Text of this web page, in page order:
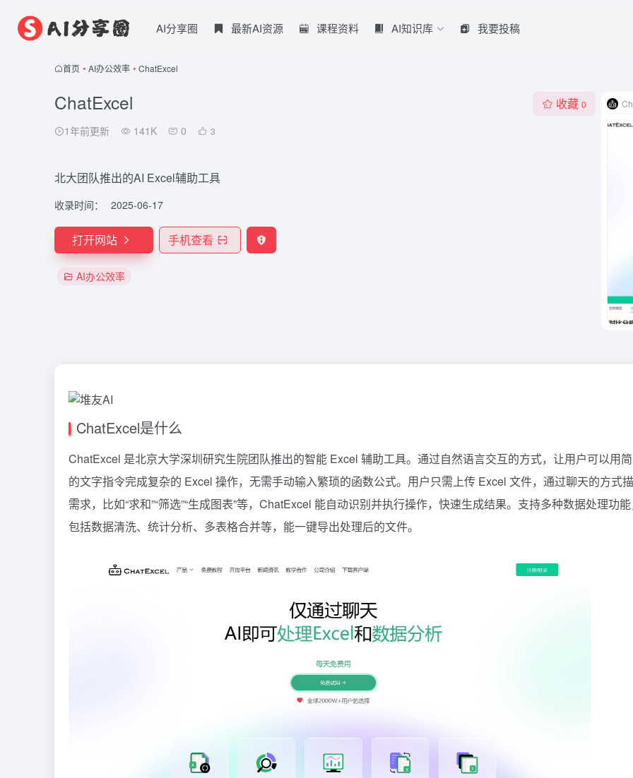
AI分享圈 最新AI资源 课程资料 AI知识库 我要投稿
首页 • AI办公效率 • ChatExcel
ChatExcel
1年前更新 141K 0 3
收藏 0
北大团队推出的AI Excel辅助工具
收录时间： 2025-06-17
打开网站 手机查看
AI办公效率
ChatExcel是什么
ChatExcel 是北京大学深圳研究生院团队推出的智能 Excel 辅助工具。通过自然语言交互的方式，让用户可以用
的文字指令完成复杂的 Excel 操作，无需手动输入繁琐的函数公式。用户只需上传 Excel 文件，通过聊天的方式
需求，比如“求和”“筛选”“生成图表”等，ChatExcel 能自动识别并执行操作，快速生成结果。支持多种数据处理功能
包括数据清洗、统计分析、多表格合并等，能一键导出处理后的文件。